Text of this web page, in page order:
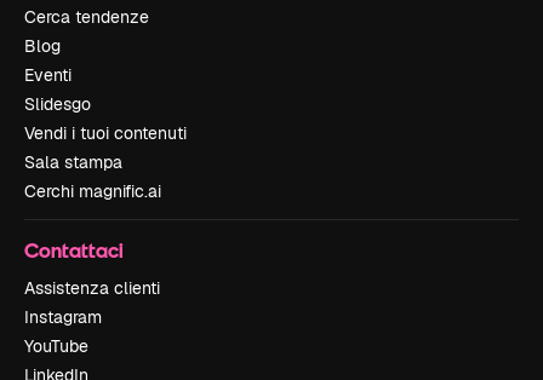
Cerca tendenze
Blog
Eventi
Slidesgo
Vendi i tuoi contenuti
Sala stampa
Cerchi magnific.ai
Contattaci
Assistenza clienti
Instagram
YouTube
LinkedIn